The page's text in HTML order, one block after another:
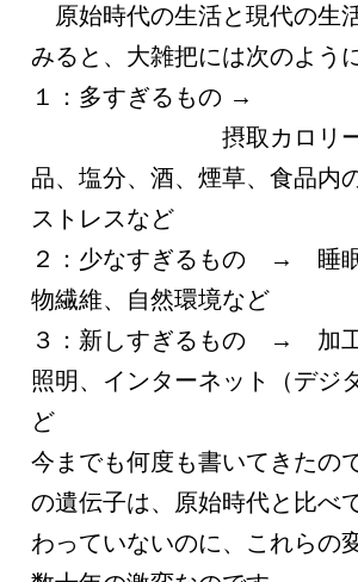
原始時代の生活と現代の生
みると、大雑把には次のよう
１：多すぎるもの →
摂取カロリー、
品、塩分、酒、煙草、食品内
ストレスなど
２：少なすぎるもの → 睡
物繊維、自然環境など
３：新しすぎるもの → 加
照明、インターネット（デジ
ど
今までも何度も書いてきたの
の遺伝子は、原始時代と比べ
わっていないのに、これらの